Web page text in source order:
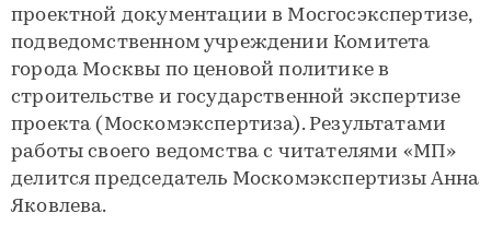
проектной документации в Мосгосэкспертизе,
подведомственном учреждении Комитета
города Москвы по ценовой политике в
строительстве и государственной экспертизе
проекта (Москомэкспертиза). Результатами
работы своего ведомства с читателями «МП»
делится председатель Москомэкспертизы Анна
Яковлева.